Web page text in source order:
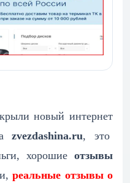
новый интернет
zvezdashina.ru, это
хорошие отзывы
реальные отзывы о